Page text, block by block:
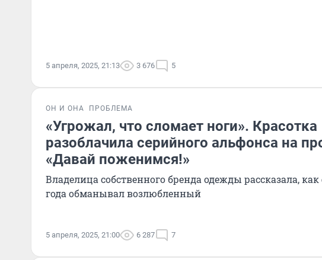
5 апреля, 2025, 21:13 3 676 5
ОН И ОНА ПРОБЛЕМА
«Угрожал, что сломает ноги». Красотка
разоблачила серийного альфонса на
«Давай поженимся!»
Владелица собственного бренда одежды рассказала, как
года обманывал возлюбленный
5 апреля, 2025, 21:00 6 287 7